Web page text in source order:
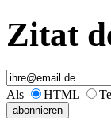
Zitat
Als HTML